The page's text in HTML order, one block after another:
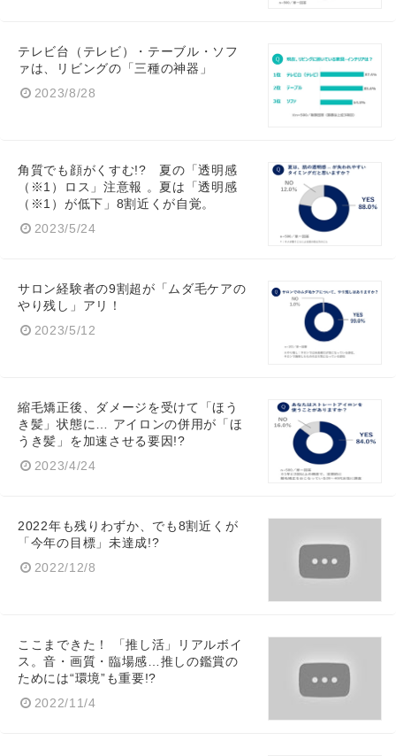
テレビ台（テレビ）・テーブル・ソフ
ァは、リビングの「三種の神器」
2023/8/28
角質でも顔がくすむ!? 夏の「透明感
（※1）ロス」注意報 。夏は「透明感
（※1）が低下」8割近くが自覚。
2023/5/24
サロン経験者の9割超が「ムダ毛ケアの
やり残し」アリ！
2023/5/12
縮毛矯正後、ダメージを受けて「ほう
き髪」状態に… アイロンの併用が「ほ
うき髪」を加速させる要因!?
2023/4/24
2022年も残りわずか、でも8割近くが
「今年の目標」未達成!?
2022/12/8
ここまできた！ 「推し活」リアルボイ
ス。音・画質・臨場感…推しの鑑賞の
ためには“環境”も重要!?
2022/11/4